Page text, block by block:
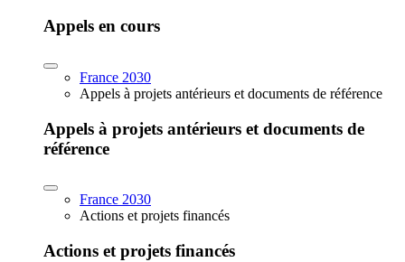
Appels en cours
France 2030
Appels à projets antérieurs et documents de référence
Appels à projets antérieurs et documents de
référence
France 2030
Actions et projets financés
Actions et projets financés